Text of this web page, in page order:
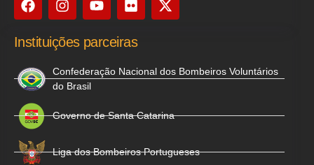
Instituições parceiras
Confederação Nacional dos Bombeiros Voluntários
do Brasil
Governo de Santa Catarina
Liga dos Bombeiros Portugueses